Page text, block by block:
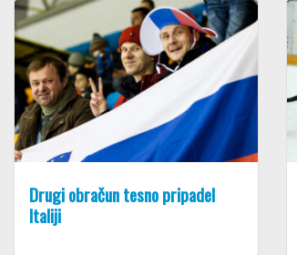
Drugi obračun tesno pripadel
Italiji